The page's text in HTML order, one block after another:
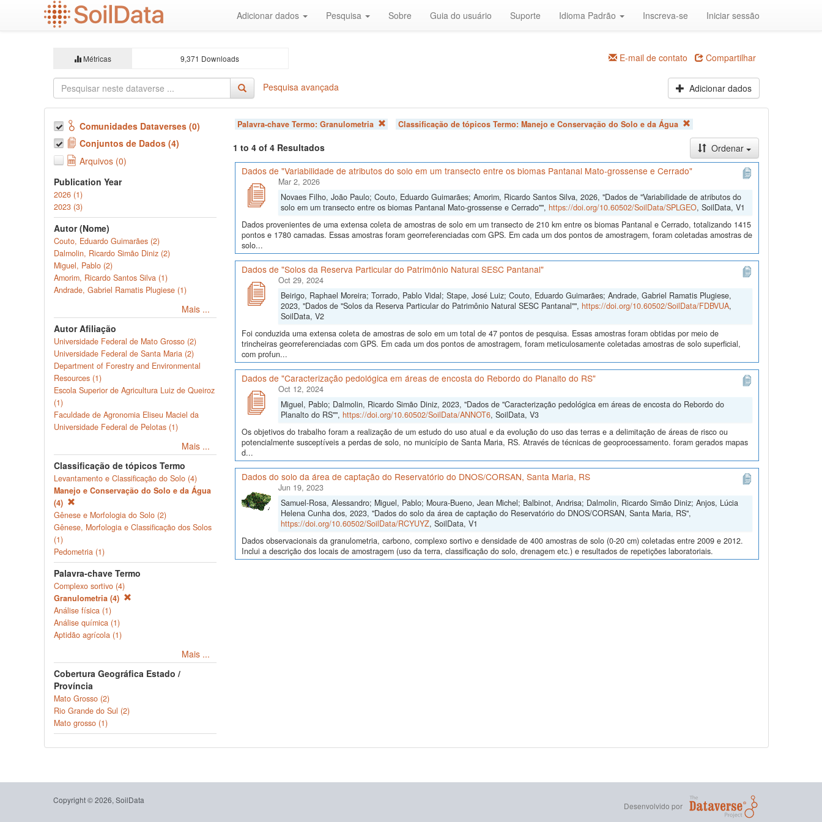
Adicionar dados Pesquisa Sobre Guia do usuário Suporte Idioma Padrão Inscreva-se Iniciar sessão
Métricas 9,371 Downloads E-mail de contato Compartilhar
Pesquisa avançada Adicionar dados
Comunidades Dataverses (0)
Conjuntos de Dados (4)
Arquivos (0)
Publication Year
2026 (1)
2023 (3)
Autor (Nome)
Couto, Eduardo Guimarães (2)
Dalmolin, Ricardo Simão Diniz (2)
Miguel, Pablo (2)
Amorim, Ricardo Santos Silva (1)
Andrade, Gabriel Ramatis Plugiese (1)
Mais ...
Autor Afiliação
Universidade Federal de Mato Grosso (2)
Universidade Federal de Santa Maria (2)
Department of Forestry and Environmental
Resources (1)
Escola Superior de Agricultura Luiz de Queiroz
(1)
Faculdade de Agronomia Eliseu Maciel da
Universidade Federal de Pelotas (1)
Mais ...
Classificação de tópicos Termo
Levantamento e Classificação do Solo (4)
Manejo e Conservação do Solo e da Água
(4)
Gênese e Morfologia do Solo (2)
Gênese, Morfologia e Classificação dos Solos
(1)
Pedometria (1)
Palavra-chave Termo
Complexo sortivo (4)
Granulometria (4)
Análise física (1)
Análise química (1)
Aptidão agrícola (1)
Mais ...
Cobertura Geográfica Estado /
Província
Mato Grosso (2)
Rio Grande do Sul (2)
Mato grosso (1)
Palavra-chave Termo: Granulometria Classificação de tópicos Termo: Manejo e Conservação do Solo e da Água
1 to 4 of 4 Resultados
Ordenar
Dados de "Variabilidade de atributos do solo em um transecto entre os biomas Pantanal Mato-grossense e Cerrado"
Mar 2, 2026
Novaes Filho, João Paulo; Couto, Eduardo Guimarães; Amorim, Ricardo Santos Silva, 2026, "Dados de "Variabilidade de atributos do
solo em um transecto entre os biomas Pantanal Mato-grossense e Cerrado"", https://doi.org/10.60502/SoilData/SPLGEO, SoilData, V1
Dados provenientes de uma extensa coleta de amostras de solo em um transecto de 210 km entre os biomas Pantanal e Cerrado, totalizando 1415
pontos e 1780 camadas. Essas amostras foram georreferenciadas com GPS. Em cada um dos pontos de amostragem, foram coletadas amostras de
solo...
Dados de "Solos da Reserva Particular do Patrimônio Natural SESC Pantanal"
Oct 29, 2024
Beirigo, Raphael Moreira; Torrado, Pablo Vidal; Stape, José Luiz; Couto, Eduardo Guimarães; Andrade, Gabriel Ramatis Plugiese,
2023, "Dados de "Solos da Reserva Particular do Patrimônio Natural SESC Pantanal"", https://doi.org/10.60502/SoilData/FDBVUA,
SoilData, V2
Foi conduzida uma extensa coleta de amostras de solo em um total de 47 pontos de pesquisa. Essas amostras foram obtidas por meio de
trincheiras georreferenciadas com GPS. Em cada um dos pontos de amostragem, foram meticulosamente coletadas amostras de solo superficial,
com profun...
Dados de "Caracterização pedológica em áreas de encosta do Rebordo do Planalto do RS"
Oct 12, 2024
Miguel, Pablo; Dalmolin, Ricardo Simão Diniz, 2023, "Dados de "Caracterização pedológica em áreas de encosta do Rebordo do
Planalto do RS"", https://doi.org/10.60502/SoilData/ANNOT6, SoilData, V3
Os objetivos do trabalho foram a realização de um estudo do uso atual e da evolução do uso das terras e a delimitação de áreas de risco ou
potencialmente susceptíveis a perdas de solo, no município de Santa Maria, RS. Através de técnicas de geoprocessamento. foram gerados mapas
d...
Dados do solo da área de captação do Reservatório do DNOS/CORSAN, Santa Maria, RS
Jun 19, 2023
Samuel-Rosa, Alessandro; Miguel, Pablo; Moura-Bueno, Jean Michel; Balbinot, Andrisa; Dalmolin, Ricardo Simão Diniz; Anjos, Lúcia
Helena Cunha dos, 2023, "Dados do solo da área de captação do Reservatório do DNOS/CORSAN, Santa Maria, RS",
https://doi.org/10.60502/SoilData/RCYUYZ, SoilData, V1
Dados observacionais da granulometria, carbono, complexo sortivo e densidade de 400 amostras de solo (0-20 cm) coletadas entre 2009 e 2012.
Inclui a descrição dos locais de amostragem (uso da terra, classificação do solo, drenagem etc.) e resultados de repetições laboratoriais.
Copyright © 2026, SoilData
Desenvolvido por